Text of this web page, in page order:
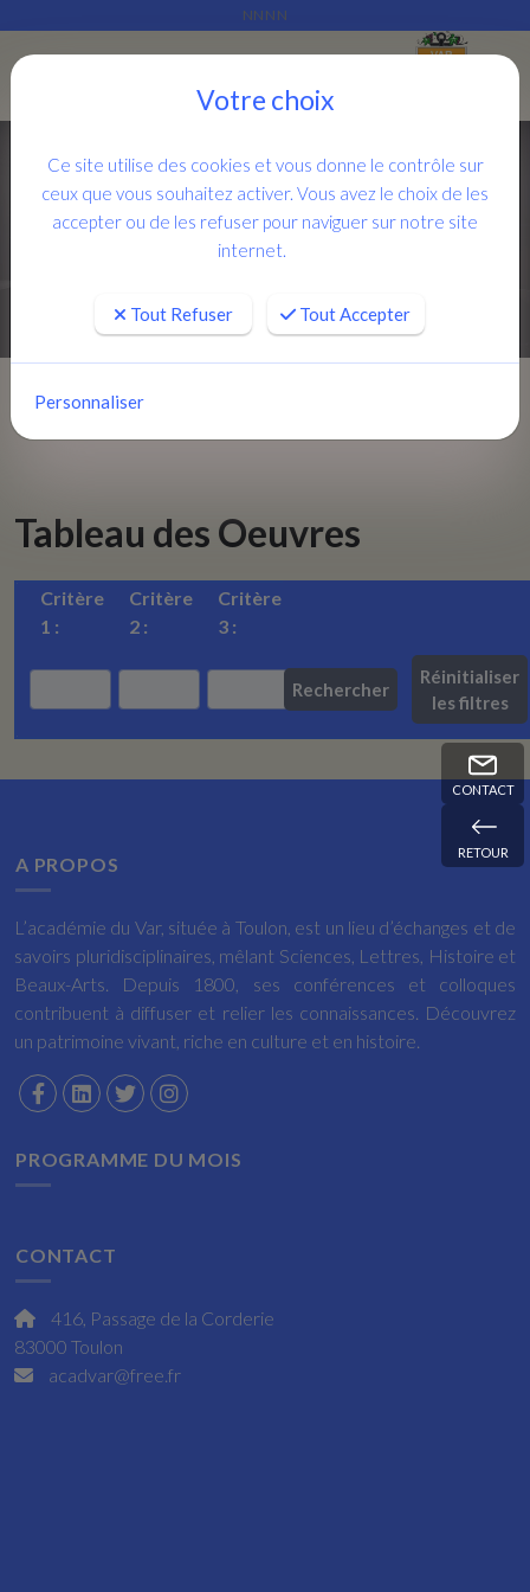
CONTACT
RETOUR
NNNN
Accueil
Tableau des Oeuvres
Critère
1 :
Critère
2 :
Critère
3 :
Rechercher
Réinitialiser
les filtres
A PROPOS
L’académie du Var, située à Toulon, est un lieu d’échanges et de
savoirs pluridisciplinaires, mêlant Sciences, Lettres, Histoire et
Beaux-Arts. Depuis 1800, ses conférences et colloques
contribuent à diffuser et relier les connaissances. Découvrez
un patrimoine vivant, riche en culture et en histoire.
PROGRAMME DU MOIS
CONTACT
416, Passage de la Corderie
83000 Toulon
acadvar@free.fr
Votre choix
Ce site utilise des cookies et vous donne le contrôle sur
ceux que vous souhaitez activer. Vous avez le choix de les
accepter ou de les refuser pour naviguer sur notre site
internet.
Tout Refuser Tout Accepter
Personnaliser